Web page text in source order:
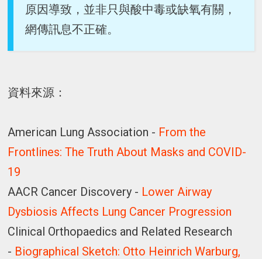
原因導致，並非只與酸中毒或缺氧有關，
網傳訊息不正確。
資料來源：
American Lung Association - From the
Frontlines: The Truth About Masks and COVID-
19
AACR Cancer Discovery - Lower Airway
Dysbiosis Affects Lung Cancer Progression
Clinical Orthopaedics and Related Research
- Biographical Sketch: Otto Heinrich Warburg,